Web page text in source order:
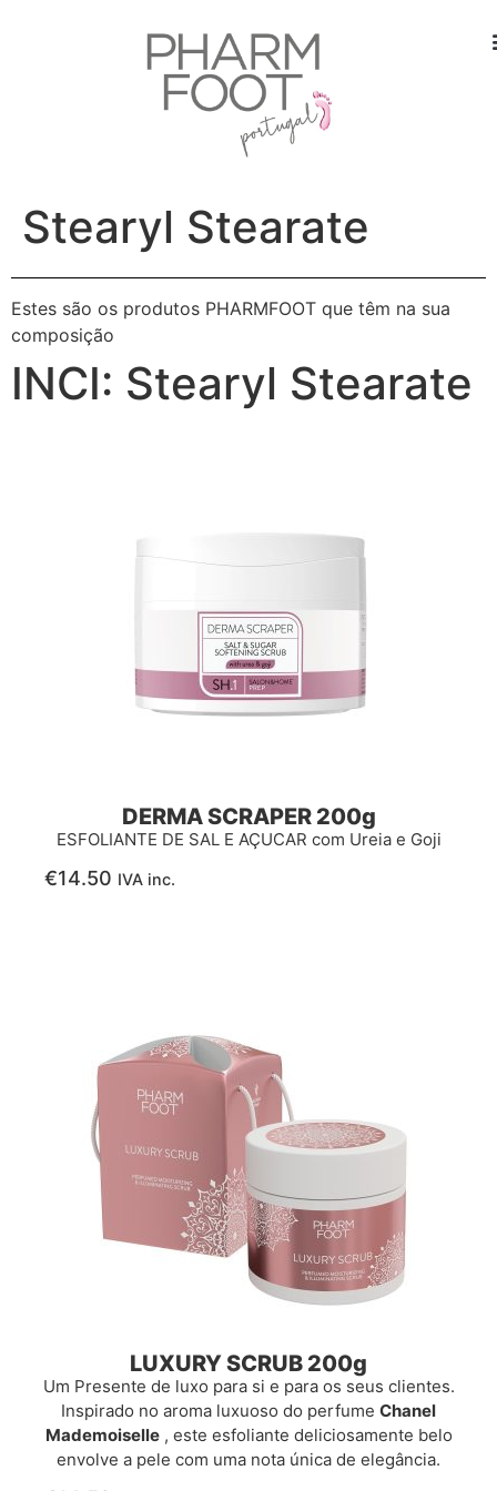
Stearyl Stearate
Estes são os produtos PHARMFOOT que têm na sua
composição
INCI: Stearyl Stearate
DERMA SCRAPER 200g
ESFOLIANTE DE SAL E AÇUCAR com Ureia e Goji
€14.50 IVA inc.
LUXURY SCRUB 200g
Um Presente de luxo para si e para os seus clientes.
Inspirado no aroma luxuoso do perfume Chanel
Mademoiselle, este esfoliante deliciosamente belo
envolve a pele com uma nota única de elegância.